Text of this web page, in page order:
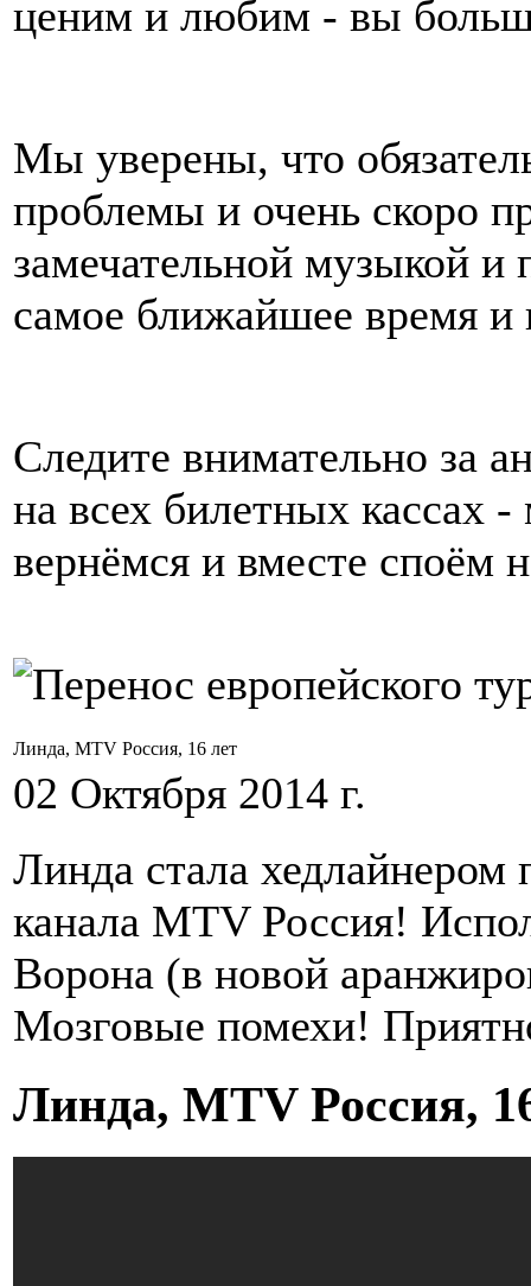
ценим и любим - вы
Мы уверены, что
проблемы и очень скоро
замечательной музыкой и
самое ближайшее время
Следите внимательно за
на всех билетных кассах
вернёмся и вместе
Линда, MTV Россия, 16 лет
02 Октября 2014 г.
Линда стала хедлайнером
канала MTV Россия!
Ворона (в новой
Мозговые помехи!
Линда, MTV Россия,